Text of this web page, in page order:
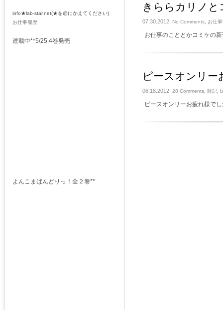
きららカリノ
07.30.2012, No Comments お仕
お仕事のこととかコミケの
ピースオンリ
06.18.2012, 28 Comments 雑記 ,
ピースオンリーお疲れ様で
info★lab-star.net(★を@にかえてください)
お仕事履歴
連載中**5/25 4巻発売
よんこまばんどりっ！全２巻**